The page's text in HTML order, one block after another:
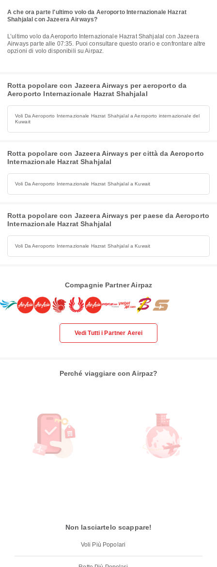
A che ora parte l'ultimo volo da Aeroporto Internazionale Hazrat
Shahjalal con Jazeera Airways?
L’ultimo volo da Aeroporto Internazionale Hazrat Shahjalal con Jazeera
Airways parte alle 07:35. Puoi consultare questo orario e confrontare altre
opzioni di volo disponibili su Airpaz.
Rotta popolare con Jazeera Airways per aeroporto da
Aeroporto Internazionale Hazrat Shahjalal
Voli Da Aeroporto Internazionale Hazrat Shahjalal a Aeroporto internazionale del
Kuwait
Rotta popolare con Jazeera Airways per città da Aeroporto
Internazionale Hazrat Shahjalal
Voli Da Aeroporto Internazionale Hazrat Shahjalal a Kuwait
Rotta popolare con Jazeera Airways per paese da Aeroporto
Internazionale Hazrat Shahjalal
Voli Da Aeroporto Internazionale Hazrat Shahjalal a Kuwait
Compagnie Partner Airpaz
Vedi Tutti i Partner Aerei
Perché viaggiare con Airpaz?
Non lasciartelo scappare!
Voli Più Popolari